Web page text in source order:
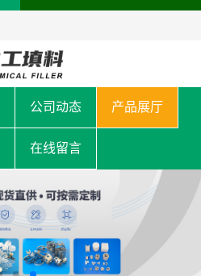
公司动态 产品展厅
在线留言